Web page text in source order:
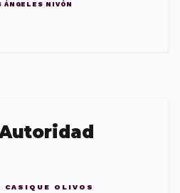
ÁNGELES NIVÓN
CASIQUE OLIVOS